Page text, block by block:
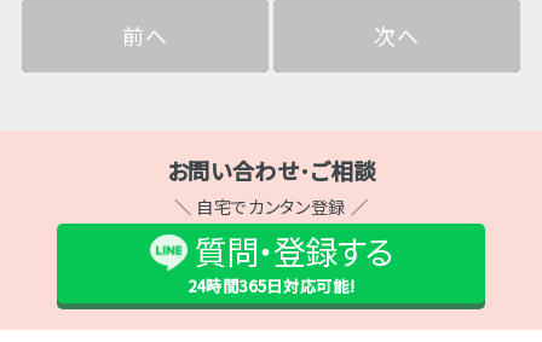
前へ 次へ
お問い合わせ･ご相談
＼ 自宅でカンタン登録 ／
質問・登録する
24時間365日対応可能!